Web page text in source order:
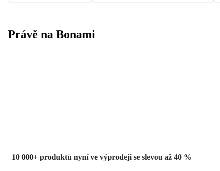
Právě na Bonami
10 000+ produktů nyní ve výprodeji se slevou až 40 %